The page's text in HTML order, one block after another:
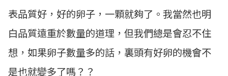
表品質好，好的卵子，一顆就夠了。我當然也明
白品質遠重於數量的道理，但我們總是會忍不住
想，如果卵子數量多的話，裏頭有好卵的機會不
是也就變多了嗎？？